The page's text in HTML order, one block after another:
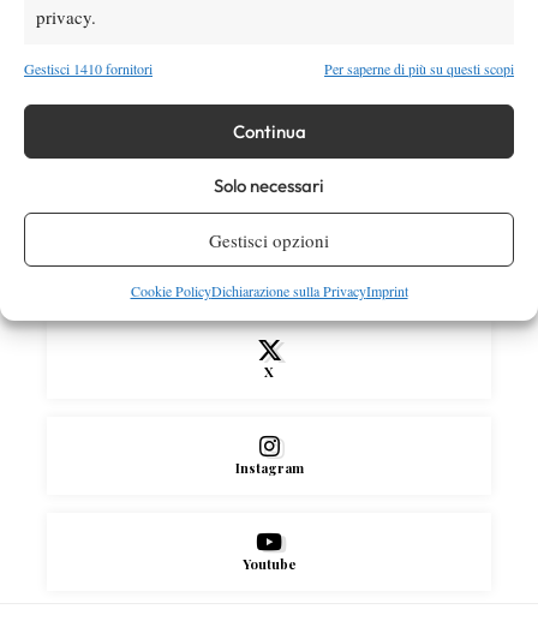
privacy.
Gestisci 1410 fornitori Per saperne di più su questi scopi
Continua
Solo necessari
Gestisci opzioni
Cookie PolicyDichiarazione sulla PrivacyImprint
Masters 1000 Montreal 2026: medical time
out per Shang contro Darderi
SOCIAL
X
Instagram
Youtube